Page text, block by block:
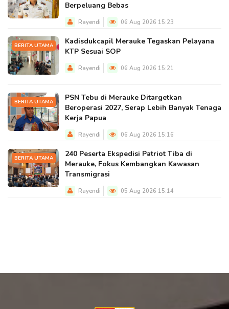
Berpeluang Bebas
Rayendi 06 Aug 2026 15:23
BERITA UTAMA
Kadisdukcapil Merauke Tegaskan Pelayana
KTP Sesuai SOP
Rayendi 06 Aug 2026 15:21
BERITA UTAMA
PSN Tebu di Merauke Ditargetkan
Beroperasi 2027, Serap Lebih Banyak Tenaga
Kerja Papua
Rayendi 06 Aug 2026 15:16
BERITA UTAMA
240 Peserta Ekspedisi Patriot Tiba di
Merauke, Fokus Kembangkan Kawasan
Transmigrasi
Rayendi 05 Aug 2026 15:14